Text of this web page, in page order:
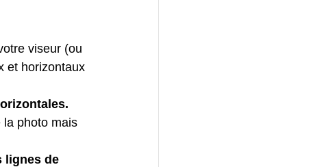
viseur (ou
et horizontaux
la photo mais
lignes de